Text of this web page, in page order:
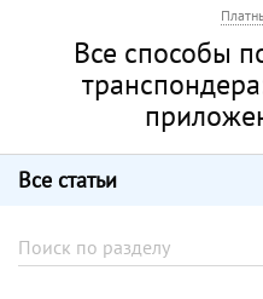
Все способы
Все статьи